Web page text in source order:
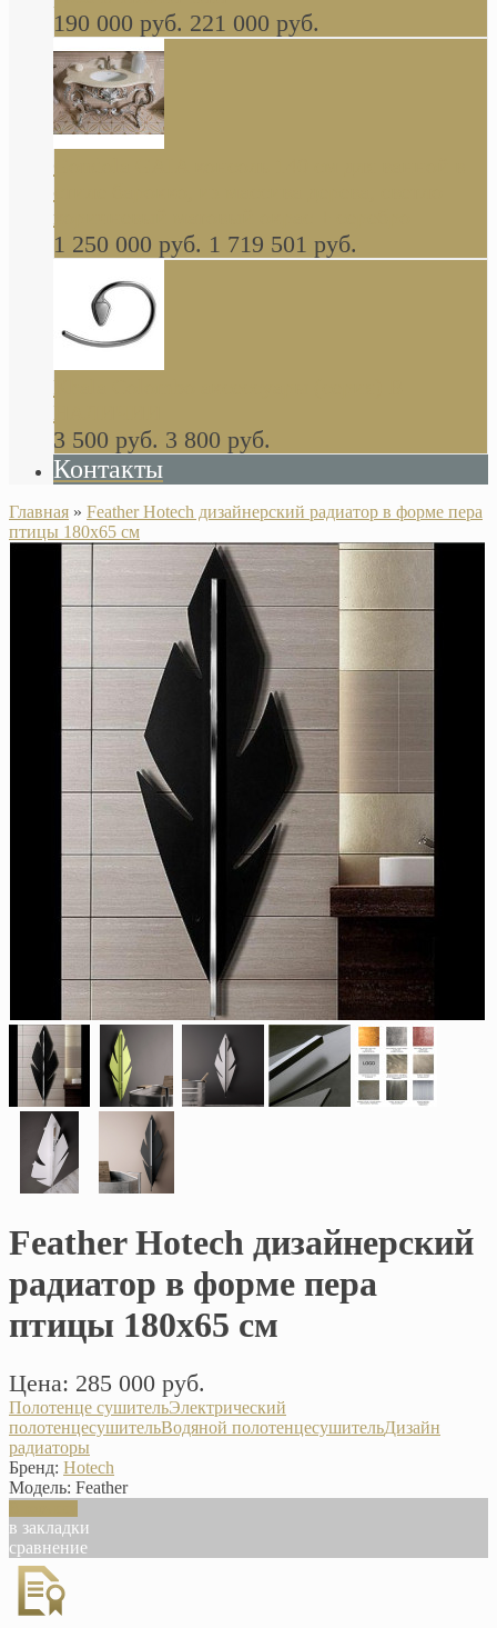
190 000 руб. 221 000 руб.
стиле барокко, из массива дерева, светло
коричневый матовый окрас + серебро
1 250 000 руб. 1 719 501 руб.
Khala Colombo аксессуары (серия) В
НАЛИЧИИ
3 500 руб. 3 800 руб.
Контакты
Главная » Feather Hotech дизайнерский радиатор в форме пера
птицы 180х65 см
Feather Hotech дизайнерский
радиатор в форме пера
птицы 180х65 см
Цена: 285 000 руб.
Полотенце сушительЭлектрический
полотенцесушительВодяной полотенцесушительДизайн
радиаторы
Бренд: Hotech
Модель: Feather
в закладки
сравнение